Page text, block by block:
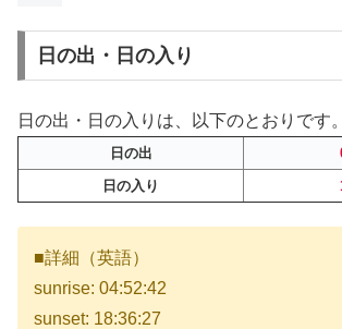
日の出・日の入り
日の出・日の入りは、以下のとおりです。
日の出
日の入り
■詳細（英語）
sunrise: 04:52:42
sunset: 18:36:27